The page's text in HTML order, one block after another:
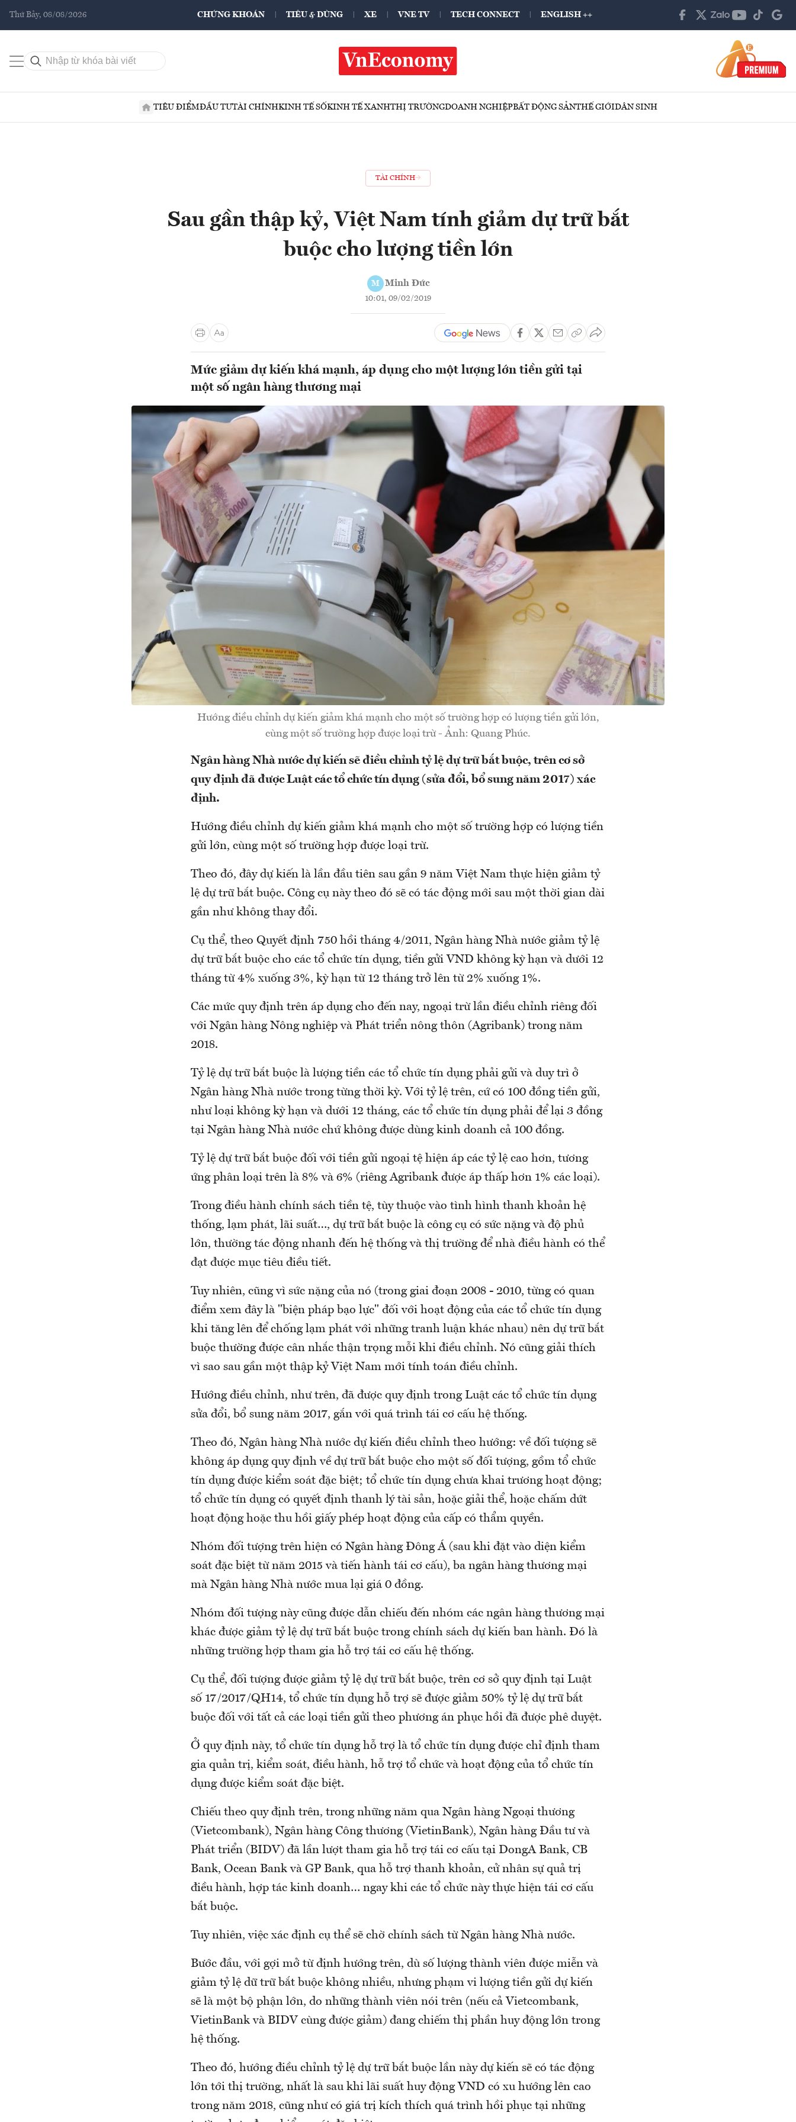
Thứ Bảy, 08/08/2026 CHỨNG KHOÁN TIÊU & DÙNG XE VNE TV TECH CONNECT ENGLISH ++
TIÊU ĐIỂMĐẦU TƯTÀI CHÍNHKINH TẾ SỐKINH TẾ XANHTHỊ TRƯỜNGDOANH NGHIỆPBẤT ĐỘNG SẢNTHẾ GIỚIDÂN SINH
TÀI CHÍNH
Sau gần thập kỷ, Việt Nam tính giảm dự trữ bắt
buộc cho lượng tiền lớn
M Minh Đức
10:01, 09/02/2019
Mức giảm dự kiến khá mạnh, áp dụng cho một lượng lớn tiền gửi tại
một số ngân hàng thương mại
Hướng điều chỉnh dự kiến giảm khá mạnh cho một số trường hợp có lượng tiền gửi lớn,
cùng một số trường hợp được loại trừ - Ảnh: Quang Phúc.
Ngân hàng Nhà nước dự kiến sẽ điều chỉnh tỷ lệ dự trữ bắt buộc, trên cơ sở
quy định đã được Luật các tổ chức tín dụng (sửa đổi, bổ sung năm 2017) xác
định.
Hướng điều chỉnh dự kiến giảm khá mạnh cho một số trường hợp có lượng tiền
gửi lớn, cùng một số trường hợp được loại trừ.
Theo đó, đây dự kiến là lần đầu tiên sau gần 9 năm Việt Nam thực hiện giảm tỷ
lệ dự trữ bắt buộc. Công cụ này theo đó sẽ có tác động mới sau một thời gian dài
gần như không thay đổi.
Cụ thể, theo Quyết định 750 hồi tháng 4/2011, Ngân hàng Nhà nước giảm tỷ lệ
dự trữ bắt buộc cho các tổ chức tín dụng, tiền gửi VND không kỳ hạn và dưới 12
tháng từ 4% xuống 3%, kỳ hạn từ 12 tháng trở lên từ 2% xuống 1%.
Các mức quy định trên áp dụng cho đến nay, ngoại trừ lần điều chỉnh riêng đối
với Ngân hàng Nông nghiệp và Phát triển nông thôn (Agribank) trong năm
2018.
Tỷ lệ dự trữ bắt buộc là lượng tiền các tổ chức tín dụng phải gửi và duy trì ở
Ngân hàng Nhà nước trong từng thời kỳ. Với tỷ lệ trên, cứ có 100 đồng tiền gửi,
như loại không kỳ hạn và dưới 12 tháng, các tổ chức tín dụng phải để lại 3 đồng
tại Ngân hàng Nhà nước chứ không được dùng kinh doanh cả 100 đồng.
Tỷ lệ dự trữ bắt buộc đối với tiền gửi ngoại tệ hiện áp các tỷ lệ cao hơn, tương
ứng phân loại trên là 8% và 6% (riêng Agribank được áp thấp hơn 1% các loại).
Trong điều hành chính sách tiền tệ, tùy thuộc vào tình hình thanh khoản hệ
thống, lạm phát, lãi suất…, dự trữ bắt buộc là công cụ có sức nặng và độ phủ
lớn, thường tác động nhanh đến hệ thống và thị trường để nhà điều hành có thể
đạt được mục tiêu điều tiết.
Tuy nhiên, cũng vì sức nặng của nó (trong giai đoạn 2008 - 2010, từng có quan
điểm xem đây là "biện pháp bạo lực" đối với hoạt động của các tổ chức tín dụng
khi tăng lên để chống lạm phát với những tranh luận khác nhau) nên dự trữ bắt
buộc thường được cân nhắc thận trọng mỗi khi điều chỉnh. Nó cũng giải thích
vì sao sau gần một thập kỷ Việt Nam mới tính toán điều chỉnh.
Hướng điều chỉnh, như trên, đã được quy định trong Luật các tổ chức tín dụng
sửa đổi, bổ sung năm 2017, gắn với quá trình tái cơ cấu hệ thống.
Theo đó, Ngân hàng Nhà nước dự kiến điều chỉnh theo hướng: về đối tượng sẽ
không áp dụng quy định về dự trữ bắt buộc cho một số đối tượng, gồm tổ chức
tín dụng được kiểm soát đặc biệt; tổ chức tín dụng chưa khai trương hoạt động;
tổ chức tín dụng có quyết định thanh lý tài sản, hoặc giải thể, hoặc chấm dứt
hoạt động hoặc thu hồi giấy phép hoạt động của cấp có thẩm quyền.
Nhóm đối tượng trên hiện có Ngân hàng Đông Á (sau khi đặt vào diện kiểm
soát đặc biệt từ năm 2015 và tiến hành tái cơ cấu), ba ngân hàng thương mại
mà Ngân hàng Nhà nước mua lại giá 0 đồng.
Nhóm đối tượng này cũng được dẫn chiếu đến nhóm các ngân hàng thương mại
khác được giảm tỷ lệ dự trữ bắt buộc trong chính sách dự kiến ban hành. Đó là
những trường hợp tham gia hỗ trợ tái cơ cấu hệ thống.
Cụ thể, đối tượng được giảm tỷ lệ dự trữ bắt buộc, trên cơ sở quy định tại Luật
số 17/2017/QH14, tổ chức tín dụng hỗ trợ sẽ được giảm 50% tỷ lệ dự trữ bắt
buộc đối với tất cả các loại tiền gửi theo phương án phục hồi đã được phê duyệt.
Ở quy định này, tổ chức tín dụng hỗ trợ là tổ chức tín dụng được chỉ định tham
gia quản trị, kiểm soát, điều hành, hỗ trợ tổ chức và hoạt động của tổ chức tín
dụng được kiểm soát đặc biệt.
Chiếu theo quy định trên, trong những năm qua Ngân hàng Ngoại thương
(Vietcombank), Ngân hàng Công thương (VietinBank), Ngân hàng Đầu tư và
Phát triển (BIDV) đã lần lượt tham gia hỗ trợ tái cơ cấu tại DongA Bank, CB
Bank, Ocean Bank và GP Bank, qua hỗ trợ thanh khoản, cử nhân sự quả trị
điều hành, hợp tác kinh doanh… ngay khi các tổ chức này thực hiện tái cơ cấu
bắt buộc.
Tuy nhiên, việc xác định cụ thể sẽ chờ chính sách từ Ngân hàng Nhà nước.
Bước đầu, với gợi mở từ định hướng trên, dù số lượng thành viên được miễn và
giảm tỷ lệ dữ trữ bắt buộc không nhiều, nhưng phạm vi lượng tiền gửi dự kiến
sẽ là một bộ phận lớn, do những thành viên nói trên (nếu cả Vietcombank,
VietinBank và BIDV cùng được giảm) đang chiếm thị phần huy động lớn trong
hệ thống.
Theo đó, hướng điều chỉnh tỷ lệ dự trữ bắt buộc lần này dự kiến sẽ có tác động
lớn tới thị trường, nhất là sau khi lãi suất huy động VND có xu hướng lên cao
trong năm 2018, cũng như có giá trị kích thích quá trình hồi phục tại những